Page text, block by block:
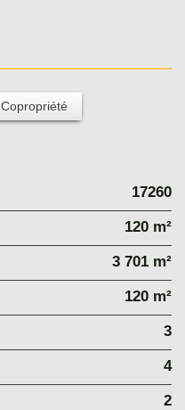
Copropriété
17260
120 m²
3 701 m²
120 m²
3
4
2